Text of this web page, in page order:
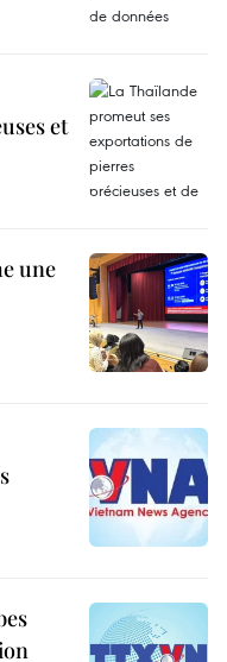
et
une